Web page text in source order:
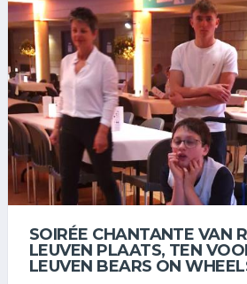
SOIRÉE CHANTANTE VAN
LEUVEN PLAATS, TEN
LEUVEN BEARS ON